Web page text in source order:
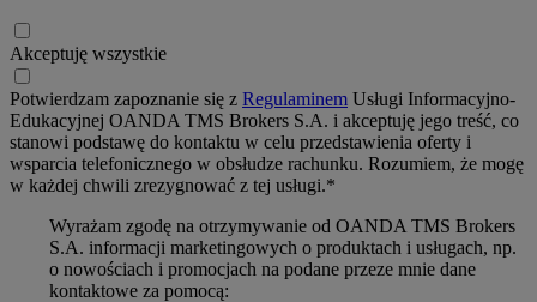
Akceptuję wszystkie
Potwierdzam zapoznanie się z Regulaminem Usługi Informacyjno-
Edukacyjnej OANDA TMS Brokers S.A. i akceptuję jego treść, co
stanowi podstawę do kontaktu w celu przedstawienia oferty i
wsparcia telefonicznego w obsłudze rachunku. Rozumiem, że mogę
w każdej chwili zrezygnować z tej usługi.*
Wyrażam zgodę na otrzymywanie od OANDA TMS Brokers
S.A. informacji marketingowych o produktach i usługach, np.
o nowościach i promocjach na podane przeze mnie dane
kontaktowe za pomocą: